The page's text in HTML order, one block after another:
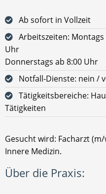
Ab sofort in Vollzeit
Arbeitszeiten:
Uhr
Donnerstags ab 8:00 Uhr
Notfall-Dienste: nein /
Tätigkeitsbereiche:
Tätigkeiten
Gesucht wird: Facharzt
Innere Medizin.
Über die Praxis: